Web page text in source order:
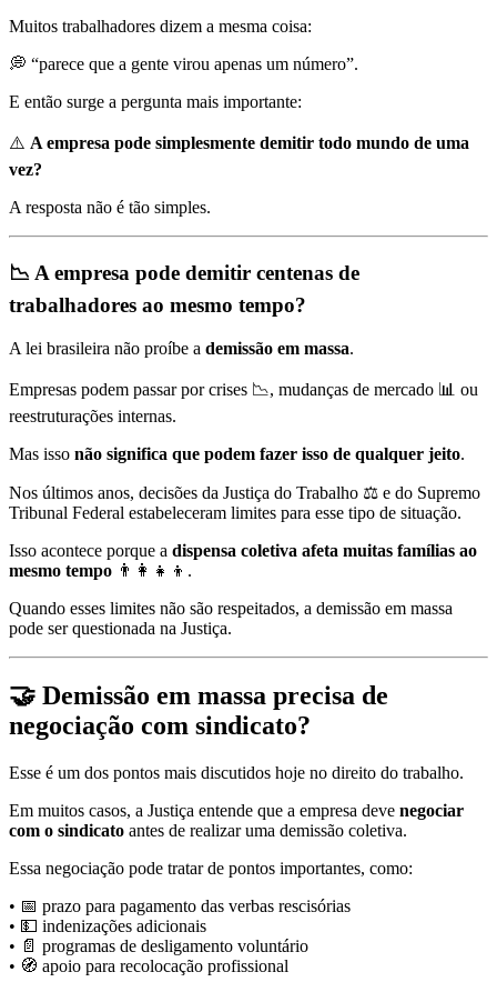
Muitos trabalhadores dizem a mesma coisa:
💭 “parece que a gente virou apenas um número”.
E então surge a pergunta mais importante:
⚠️ A empresa pode simplesmente demitir todo mundo de uma
vez?
A resposta não é tão simples.
📉 A empresa pode demitir centenas de
trabalhadores ao mesmo tempo?
A lei brasileira não proíbe a demissão em massa.
Empresas podem passar por crises 📉, mudanças de mercado 📊 ou
reestruturações internas.
Mas isso não significa que podem fazer isso de qualquer jeito.
Nos últimos anos, decisões da Justiça do Trabalho ⚖️ e do Supremo
Tribunal Federal estabeleceram limites para esse tipo de situação.
Isso acontece porque a dispensa coletiva afeta muitas famílias ao
mesmo tempo 👨‍👩‍👧‍👦.
Quando esses limites não são respeitados, a demissão em massa
pode ser questionada na Justiça.
🤝 Demissão em massa precisa de
negociação com sindicato?
Esse é um dos pontos mais discutidos hoje no direito do trabalho.
Em muitos casos, a Justiça entende que a empresa deve negociar
com o sindicato antes de realizar uma demissão coletiva.
Essa negociação pode tratar de pontos importantes, como:
• 📅 prazo para pagamento das verbas rescisórias
• 💵 indenizações adicionais
• 📄 programas de desligamento voluntário
• 🧭 apoio para recolocação profissional